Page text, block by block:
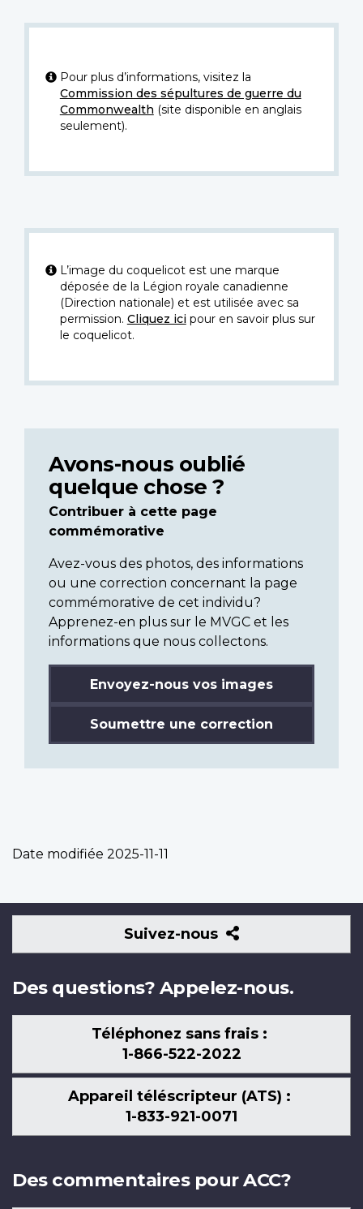
Pour plus d’informations, visitez la
Commission des sépultures de guerre du
Commonwealth (site disponible en anglais
seulement).
L’image du coquelicot est une marque
déposée de la Légion royale canadienne
(Direction nationale) et est utilisée avec sa
permission. Cliquez icipour en savoir plus sur
le coquelicot.
Avons-nous oublié
quelque chose ?
Contribuer à cette page
commémorative
Avez-vous des photos, des informations
ou une correction concernant la page
commémorative de cet individu?
Apprenez-en plus sur le MVGC et les
informations que nous collectons.
Envoyez-nous vos images
Soumettre une correction
Date modifiée 2025-11-11
Suivez-nous
Suivez-
nous
Des questions? Appelez-nous.
Téléphonez sans frais :
1-866-522-2022
Appareil téléscripteur (ATS) :
1-833-921-0071
Des commentaires pour ACC?